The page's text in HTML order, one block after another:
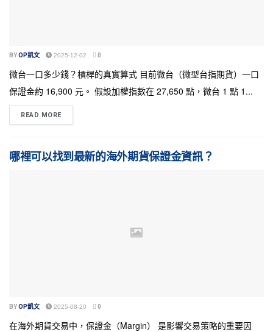
BYOP凱文 2025-12-02 0
微台一口多少錢？槓桿的真實算式 目前微台（微型台指期貨）一口
保證金約 16,900 元。 假設加權指數在 27,650 點，微台 1 點 1...
READ MORE
哪裡可以找到最新的海外期貨保證金資訊？
BYOP凱文 2025-08-20 0
在海外期貨交易中，保證金（Margin） 是影響交易策略的重要因